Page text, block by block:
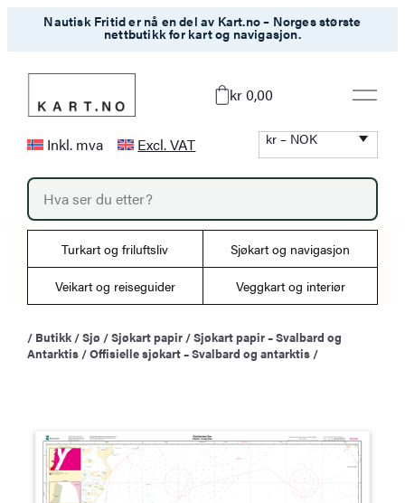
Nautisk Fritid er nå en del av Kart.no – Norges største
nettbutikk for kart og navigasjon.
kr 0,00
Inkl. mva Excl. VAT kr – NOK
P
o
d
t
r
c
Turkart og friluftsliv Sjøkart og navigasjon
Veikart og reiseguider Veggkart og interiør
/ Butikk /Sjø /Sjøkart papir /Sjøkart papir – Svalbard og
Antarktis /Offisielle sjøkart – Svalbard og antarktis /